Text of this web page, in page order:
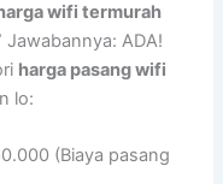
wifi termurah
Jawabannya: ADA!
harga pasang wifi
lo:
(Biaya pasang